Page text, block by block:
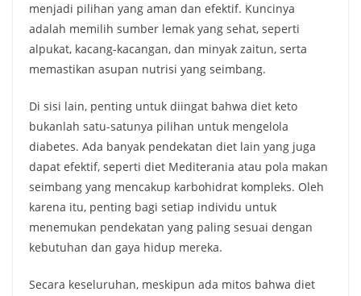
menjadi pilihan yang aman dan efektif. Kuncinya
adalah memilih sumber lemak yang sehat, seperti
alpukat, kacang-kacangan, dan minyak zaitun, serta
memastikan asupan nutrisi yang seimbang.
Di sisi lain, penting untuk diingat bahwa diet keto
bukanlah satu-satunya pilihan untuk mengelola
diabetes. Ada banyak pendekatan diet lain yang juga
dapat efektif, seperti diet Mediterania atau pola makan
seimbang yang mencakup karbohidrat kompleks. Oleh
karena itu, penting bagi setiap individu untuk
menemukan pendekatan yang paling sesuai dengan
kebutuhan dan gaya hidup mereka.
Secara keseluruhan, meskipun ada mitos bahwa diet